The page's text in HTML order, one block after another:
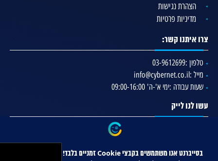
הצהרת נגישות
מדיניות פרטיות
צרו איתנו קשר:
טלפון :03-9612699
מייל : info@cybernet.co.il
שעות עבודה :ימי א'-ה' 09:00-16:00
עשו לנו לייק